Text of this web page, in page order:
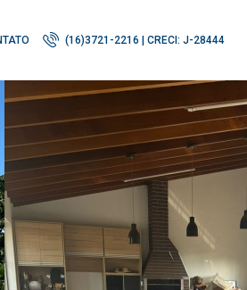
(16)3721-2216 | CRECI: J-28444